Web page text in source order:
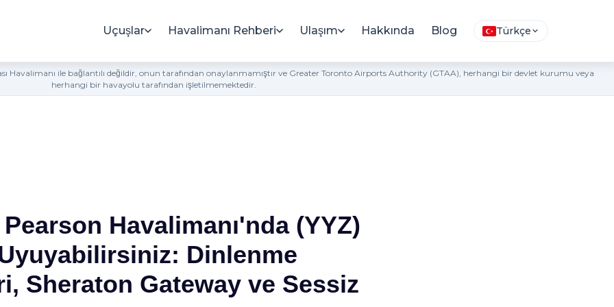
Uçuşlar Havalimanı Rehberi Ulaşım Hakkında Blog Türkçe
Havalimanı ile bağlantılı değildir, onun tarafından onaylanmamıştır ve Greater Toronto Airports Authority (GTAA), herhangi bir devlet kurumu veya
herhangi bir havayolu tarafından işletilmemektedir.
Havalimanı'nda (YYZ)
Dinlenme
Sheraton Gateway ve Sessiz